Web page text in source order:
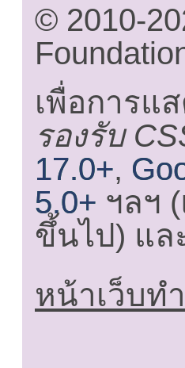
© 2010-
เพื่อการแ
รองรับ
17.0+,
5.0+ ฯลฯ
ขึ้นไป) แล
หน้าเว็บท